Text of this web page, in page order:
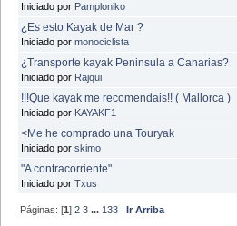
Iniciado por Pamploniko
¿Es esto Kayak de Mar ?
Iniciado por monociclista
¿Transporte kayak Peninsula a Canarias?
Iniciado por Rajqui
!!!Que kayak me recomendais!! ( Mallorca )
Iniciado por KAYAKF1
<Me he comprado una Touryak
Iniciado por skimo
"A contracorriente"
Iniciado por Txus
Páginas: [1]2 3 ...133 Ir Arriba